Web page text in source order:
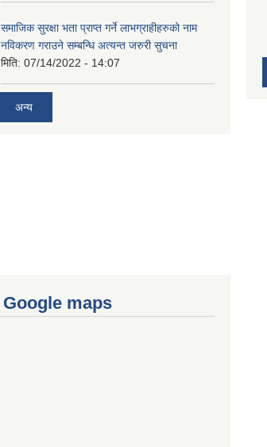
समाजिक सुरक्षा भता प्राप्त गर्ने लाभग्राहीहरुको नाम
नविकरण गराउने सम्बन्धि अत्यन्त जरुरी सुचना
मिति: 07/14/2022 - 14:07
अन्य
Google maps